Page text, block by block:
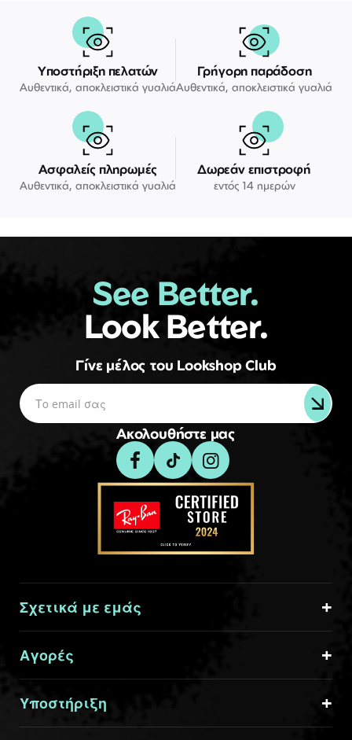
Υποστήριξη πελατών
Αυθεντικά, αποκλειστικά γυαλιά
Γρήγορη παράδοση
Αυθεντικά, αποκλειστικά γυαλιά
Ασφαλείς πληρωμές
Αυθεντικά, αποκλειστικά γυαλιά
Δωρεάν επιστροφή
εντός 14 ημερών
See Better.
Look Better.
Γίνε μέλος του Lookshop Club
Ακολουθήστε μας
Σχετικά με εμάς
Αγορές
Υποστήριξη